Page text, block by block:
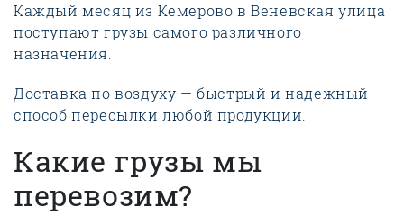
Каждый месяц из Кемерово в Веневская улица
поступают грузы самого различного
назначения.
Доставка по воздуху — быстрый и надежный
способ пересылки любой продукции.
Какие грузы мы
перевозим?